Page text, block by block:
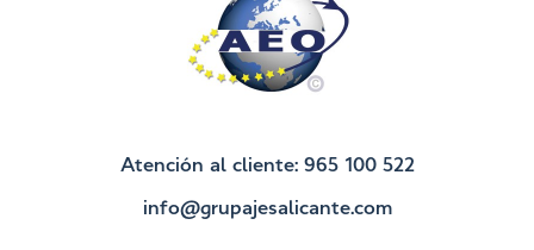
Atención al cliente: 965 100 522
info@grupajesalicante.com